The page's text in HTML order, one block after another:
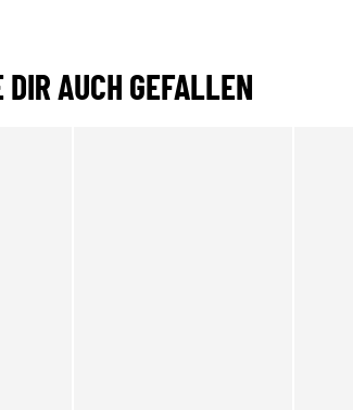
DIR AUCH GEFALLEN